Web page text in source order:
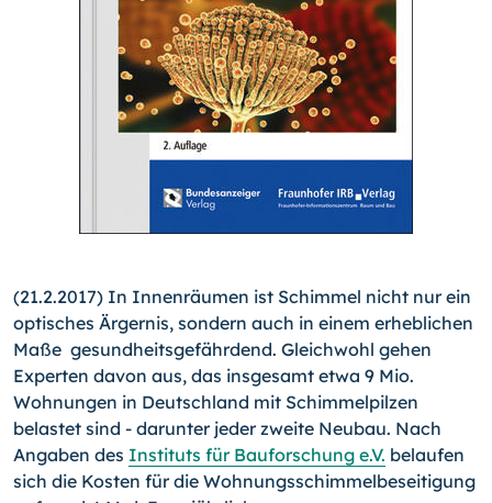
(21.2.2017) In Innenräumen ist Schimmel nicht nur ein
optisches Ärgernis, sondern auch in einem erheblichen
Maße gesundheitsgefährdend. Gleichwohl gehen
Experten davon aus, das insgesamt etwa 9 Mio.
Wohnungen in Deutschland mit Schimmelpilzen
belastet sind - darunter jeder zweite Neubau. Nach
Angaben des Instituts für Bauforschung e.V. belaufen
sich die Kosten für die Wohnungsschimmelbeseitigung